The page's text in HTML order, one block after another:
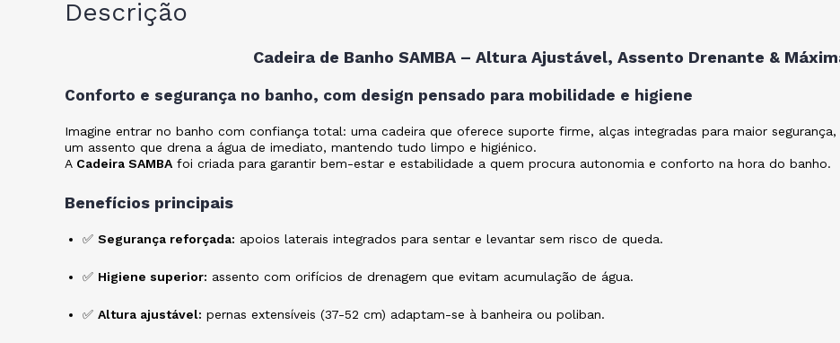
Descrição
Cadeira de Banho SAMBA – Altura Ajustável, Assento Drenante &
Conforto e segurança no banho, com design pensado para mobilidade e higiene
Imagine entrar no banho com confiança total: uma cadeira que oferece suporte firme, alças integradas para maior
um assento que drena a água de imediato, mantendo tudo limpo e higiénico.
A Cadeira SAMBA foi criada para garantir bem-estar e estabilidade a quem procura autonomia e conforto na hora do banho.
Benefícios principais
✅ Segurança reforçada: apoios laterais integrados para sentar e levantar sem risco de queda.
✅ Higiene superior: assento com orifícios de drenagem que evitam acumulação de água.
✅ Altura ajustável: pernas extensíveis (37-52 cm) adaptam-se à banheira ou poliban.